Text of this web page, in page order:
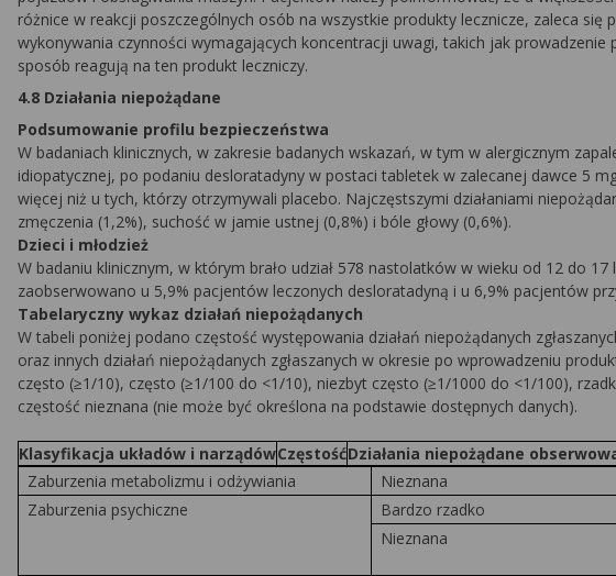
różnice w reakcji poszczególnych osób na wszystkie produkty lecznicze, zaleca
wykonywania czynności wymagających koncentracji uwagi, takich jak
sposób reagują na ten produkt leczniczy.
4.8 Działania niepożądane
Podsumowanie profilu bezpieczeństwa
W badaniach klinicznych, w zakresie badanych wskazań, w tym w alergicznym
idiopatycznej, po podaniu desloratadyny w postaci tabletek w zalecanej dawce 5
więcej niż u tych, którzy otrzymywali placebo. Najczęstszymi działaniami
zmęczenia (1,2%), suchość w jamie ustnej (0,8%) i bóle głowy (0,6%).
Dzieci i młodzież
W badaniu klinicznym, w którym brało udział 578 nastolatków w wieku od 12 do
zaobserwowano u 5,9% pacjentów leczonych desloratadyną i u 6,9% pacjentów
Tabelaryczny wykaz działań niepożądanych
W tabeli poniżej podano częstość występowania działań niepożądanych
oraz innych działań niepożądanych zgłaszanych w okresie po wprowadzeniu
często (≥1/10), często (≥1/100 do <1/10), niezbyt często (≥1/1000 do <1/100),
częstość nieznana (nie może być określona na podstawie dostępnych danych).
Klasyfikacja układów i narządówCzęstośćDziałania niepożądane
Zaburzenia metabolizmu i odżywiania
Nieznana
Zaburzenia psychiczne
Bardzo rzadko
Nieznana